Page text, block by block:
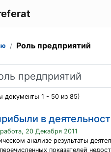
Роль предприятий
документы 1 - 50 из 85)
в
20 Декабря 2011
анализе результаты
показателей